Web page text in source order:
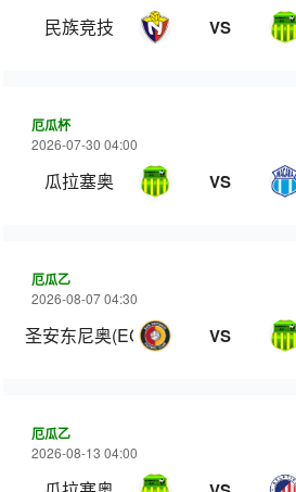
民族竞技 VS
厄瓜杯
2026-07-30 04:00
瓜拉塞奥 VS
厄瓜乙
2026-08-07 04:30
圣安东尼奥(ECU) VS
厄瓜乙
2026-08-13 04:00